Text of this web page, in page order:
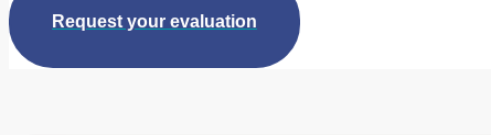
Request your evaluation